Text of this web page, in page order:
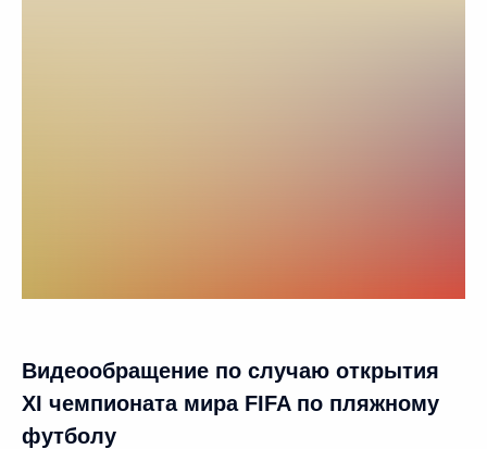
Видеообращение по случаю открытия
XI чемпионата мира FIFA по пляжному
футболу